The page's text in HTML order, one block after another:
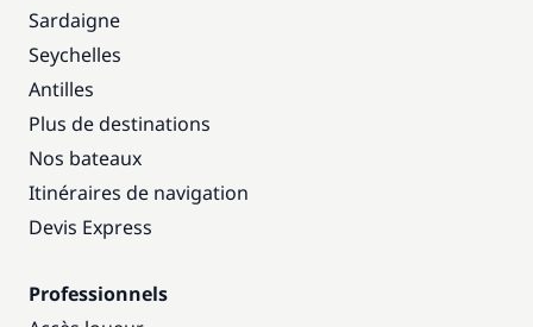
Sardaigne
Seychelles
Antilles
Plus de destinations
Nos bateaux
Itinéraires de navigation
Devis Express
Professionnels